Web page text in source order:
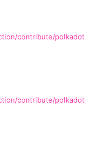
contribute/polkadot
contribute/polkadot